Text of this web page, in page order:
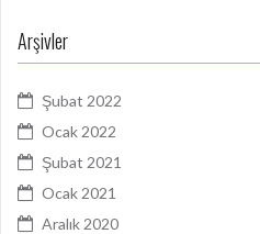
Arşivler
Şubat 2022
Ocak 2022
Şubat 2021
Ocak 2021
Aralık 2020